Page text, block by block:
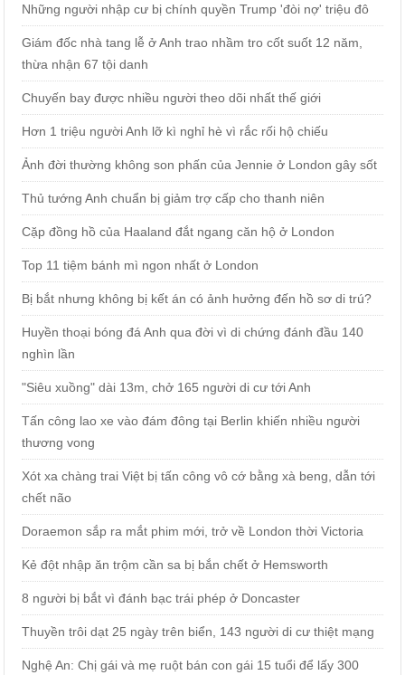
Những người nhập cư bị chính quyền Trump 'đòi nợ' triệu đô
Giám đốc nhà tang lễ ở Anh trao nhầm tro cốt suốt 12 năm,
thừa nhận 67 tội danh
Chuyến bay được nhiều người theo dõi nhất thế giới
Hơn 1 triệu người Anh lỡ kì nghỉ hè vì rắc rối hộ chiếu
Ảnh đời thường không son phấn của Jennie ở London gây sốt
Thủ tướng Anh chuẩn bị giảm trợ cấp cho thanh niên
Cặp đồng hồ của Haaland đắt ngang căn hộ ở London
Top 11 tiệm bánh mì ngon nhất ở London
Bị bắt nhưng không bị kết án có ảnh hưởng đến hồ sơ di trú?
Huyền thoại bóng đá Anh qua đời vì di chứng đánh đầu 140
nghìn lần
"Siêu xuồng" dài 13m, chở 165 người di cư tới Anh
Tấn công lao xe vào đám đông tại Berlin khiến nhiều người
thương vong
Xót xa chàng trai Việt bị tấn công vô cớ bằng xà beng, dẫn tới
chết não
Doraemon sắp ra mắt phim mới, trở về London thời Victoria
Kẻ đột nhập ăn trộm cần sa bị bắn chết ở Hemsworth
8 người bị bắt vì đánh bạc trái phép ở Doncaster
Thuyền trôi dạt 25 ngày trên biển, 143 người di cư thiệt mạng
Nghệ An: Chị gái và mẹ ruột bán con gái 15 tuổi để lấy 300